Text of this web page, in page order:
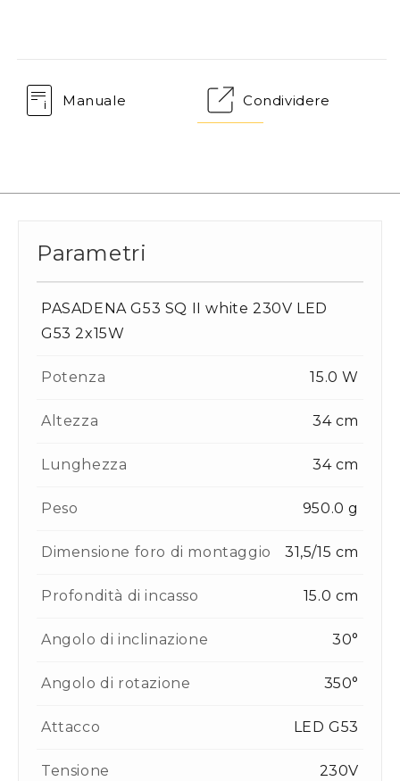
Manuale Condividere
Parametri
PASADENA G53 SQ II white 230V LED
G53 2x15W
Potenza 15.0 W
Altezza 34 cm
Lunghezza 34 cm
Peso 950.0 g
Dimensione foro di montaggio 31,5/15 cm
Profondità di incasso 15.0 cm
Angolo di inclinazione 30°
Angolo di rotazione 350°
Attacco LED G53
Tensione 230V